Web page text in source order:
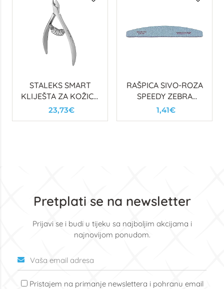
STALEKS SMART
KLIJEŠTA ZA KOŽICU
30, 5mm (OPRUGA)
23,73€
RAŠPICA SIVO-ROZA
SPEEDY ZEBRA
100/100
POLUMJESEC
1,41€
Pretplati se na newsletter
Prijavi se i budi u tijeku sa najboljim akcijama i
najnovijom ponudom.
Pristajem na primanje newslettera i pohranu email